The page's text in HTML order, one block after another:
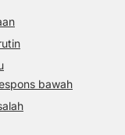
bawah